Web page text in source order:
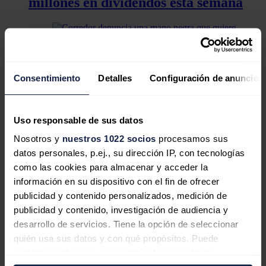
Consentimiento Detalles Configuración de anuncios
Uso responsable de sus datos
Nosotros y nuestros 1022 socios procesamos sus
datos personales, p.ej., su dirección IP, con tecnologías
como las cookies para almacenar y acceder la
información en su dispositivo con el fin de ofrecer
publicidad y contenido personalizados, medición de
publicidad y contenido, investigación de audiencia y
desarrollo de servicios. Tiene la opción de seleccionar
quién usa sus datos y con qué propósitos. Puede
Corredor denuncia una mano negra
La planta de hidrógeno verde de
Repsol y RIC Energy en Puertollano
no se realizará al resultar "inviable"
Mañana miércoles, 9 de julio, pagarán dividendo Grupo Catalana
Occidente (0,25 euros brutos por acción), Meliá Hotels (0,14 euros)